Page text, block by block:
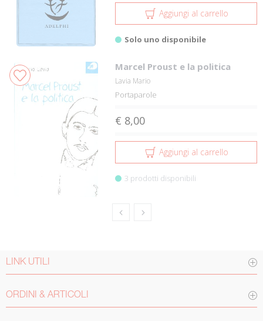
Aggiungi al carrello
Solo uno disponibile
Marcel Proust e la politica
Lavia Mario
Portaparole
€ 8,00
Aggiungi al carrello
3 prodotti disponibili
LINK UTILI
ORDINI & ARTICOLI